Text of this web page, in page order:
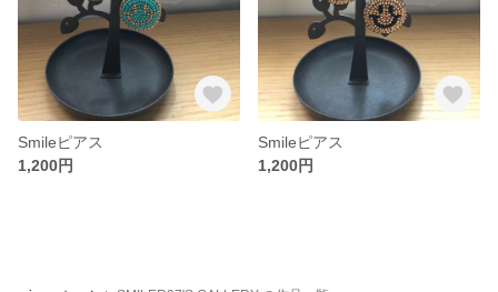
Smileピアス
1,200円
Smileピアス
1,200円